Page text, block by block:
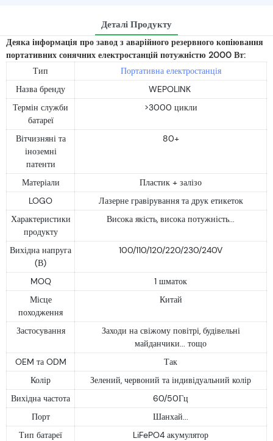
Деталі Продукту
Деяка інформація про завод з аварійного резервного копіювання
портативних сонячних електростанцій потужністю 2000 Вт:
Тип
Портативна електростанція
Назва бренду
WEPOLINK
Термін служби
батареї
>3000 цикли
Вітчизняні та
іноземні
патенти
80+
Матеріали
Пластик + залізо
LOGO
Лазерне гравірування та друк етикеток
Характеристики
продукту
Висока якість, висока потужність...
Вихідна напруга
(В)
100/110/120/220/230/240V
MOQ
1 шматок
Місце
походження
Китай
Застосування
Заходи на свіжому повітрі, будівельні
майданчики... тощо
OEM та ODM
Так
Колір
Зелений, червоний та індивідуальний колір
Вихідна частота
60/50Гц
Порт
Шанхай...
Тип батареї
LiFePO4 акумулятор